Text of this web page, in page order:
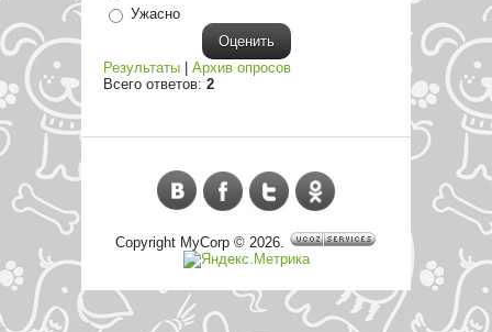
Ужасно
Результаты
Архив опросов
Всего ответов: 2
Copyright MyCorp © 2026